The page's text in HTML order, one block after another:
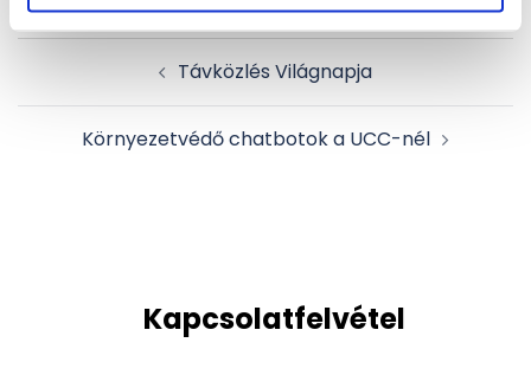
Post
navigation Távközlés Világnapja
Környezetvédő chatbotok a UCC-nél
Kapcsolatfelvétel